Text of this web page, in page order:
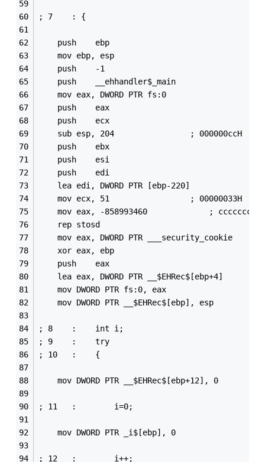
; 7    : {
	push	ebp
	mov	ebp, esp
	push	-1
	push	__ehhandler$_main
	mov	eax, DWORD PTR fs:0
	push	eax
	push	ecx
	sub	esp, 204				; 000000ccH
	push	ebx
	push	esi
	push	edi
	lea	edi, DWORD PTR [ebp-220]
	mov	ecx, 51					; 00000033H
	mov	eax, -858993460				; ccccccccH
	rep stosd
	mov	eax, DWORD PTR ___security_cookie
	xor	eax, ebp
	push	eax
	lea	eax, DWORD PTR __$EHRec$[ebp+4]
	mov	DWORD PTR fs:0, eax
	mov	DWORD PTR __$EHRec$[ebp], esp
; 8    : 	int i;
; 9    : 	try
; 10   : 	{
	mov	DWORD PTR __$EHRec$[ebp+12], 0
; 11   : 		i=0;
	mov	DWORD PTR _i$[ebp], 0
; 12   : 		i++;